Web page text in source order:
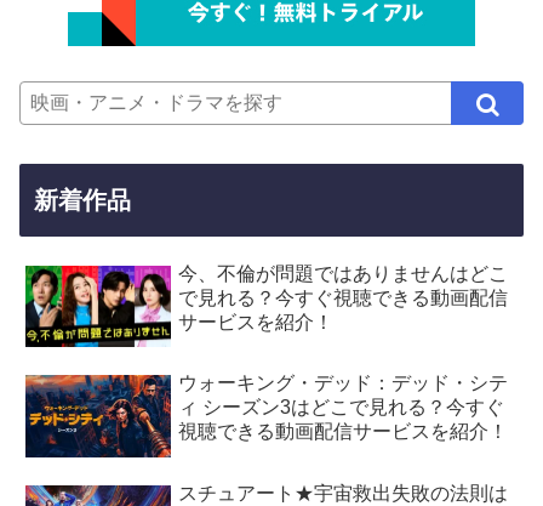
新着作品
今、不倫が問題ではありませんはどこ
で見れる？今すぐ視聴できる動画配信
サービスを紹介！
ウォーキング・デッド：デッド・シテ
ィ シーズン3はどこで見れる？今すぐ
視聴できる動画配信サービスを紹介！
スチュアート★宇宙救出失敗の法則は